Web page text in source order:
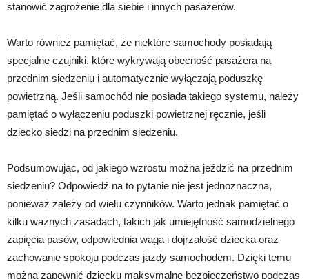
stanowić zagrożenie dla siebie i innych pasażerów.
Warto również pamiętać, że niektóre samochody posiadają
specjalne czujniki, które wykrywają obecność pasażera na
przednim siedzeniu i automatycznie wyłączają poduszkę
powietrzną. Jeśli samochód nie posiada takiego systemu, należy
pamiętać o wyłączeniu poduszki powietrznej ręcznie, jeśli
dziecko siedzi na przednim siedzeniu.
Podsumowując, od jakiego wzrostu można jeździć na przednim
siedzeniu? Odpowiedź na to pytanie nie jest jednoznaczna,
ponieważ zależy od wielu czynników. Warto jednak pamiętać o
kilku ważnych zasadach, takich jak umiejętność samodzielnego
zapięcia pasów, odpowiednia waga i dojrzałość dziecka oraz
zachowanie spokoju podczas jazdy samochodem. Dzięki temu
można zapewnić dziecku maksymalne bezpieczeństwo podczas